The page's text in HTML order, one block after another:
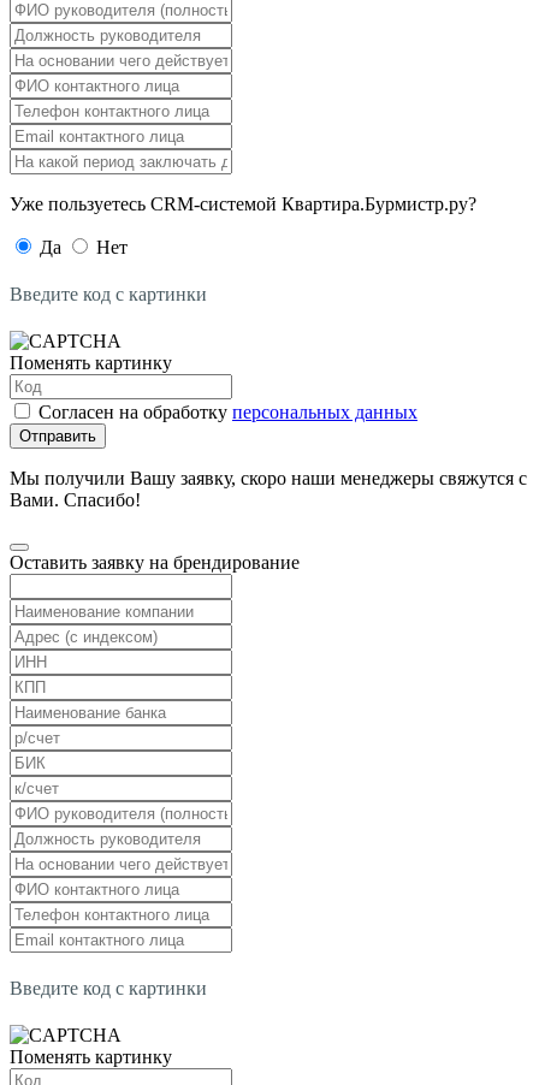
Уже пользуетесь CRM-системой Квартира.Бурмистр.ру?
Да Нет
Введите код с картинки
Поменять картинку
Согласен на обработку персональных данных
Отправить
Мы получили Вашу заявку, скоро наши менеджеры свяжутся с
Вами. Спасибо!
Оставить заявку на брендирование
Введите код с картинки
Поменять картинку